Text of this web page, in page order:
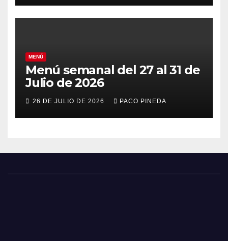
MENÚ
Menú semanal del 27 al 31 de
Julio de 2026
26 DE JULIO DE 2026 PACO PINEDA